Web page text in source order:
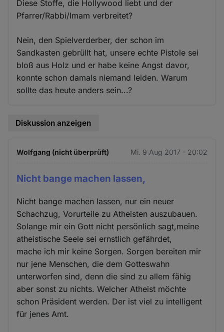
Diese Stoffe, die Hollywood liebt und der
Pfarrer/Rabbi/Imam verbreitet?
Nein, den Spielverderber, der schon im
Sandkasten gebrüllt hat, unsere echte Pistole sei
bloß aus Holz und er habe keine Angst davor,
konnte schon damals niemand leiden. Warum
sollte das heute anders sein...?
Diskussion anzeigen
Wolfgang (nicht überprüft) Mi. 9 Aug 2017 - 20:02
Nicht bange machen lassen,
Nicht bange machen lassen, nur ein neuer
Schachzug, Vorurteile zu Atheisten auszubauen.
Solange mir ein Gott nicht persönlich sagt,meine
atheistische Seele sei ernstlich gefährdet,
mache ich mir keine Sorgen. Sorgen bereiten mir
nur jene Menschen, die dem Gotteswahn
unterworfen sind, denn die sind zu allem fähig
aber sonst zu nichts. Welcher Atheist möchte
schon Präsident werden. Der ist viel zu intelligent
für jenes Amt.